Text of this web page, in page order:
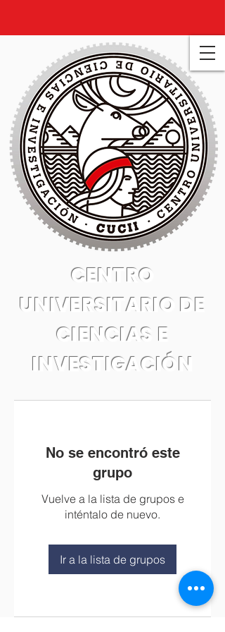
CENTRO
UNIVERSITARIO DE
CIENCIAS E
INVESTIGACIÓN
No se encontró este
grupo
Vuelve a la lista de grupos e
inténtalo de nuevo.
Ir a la lista de grupos